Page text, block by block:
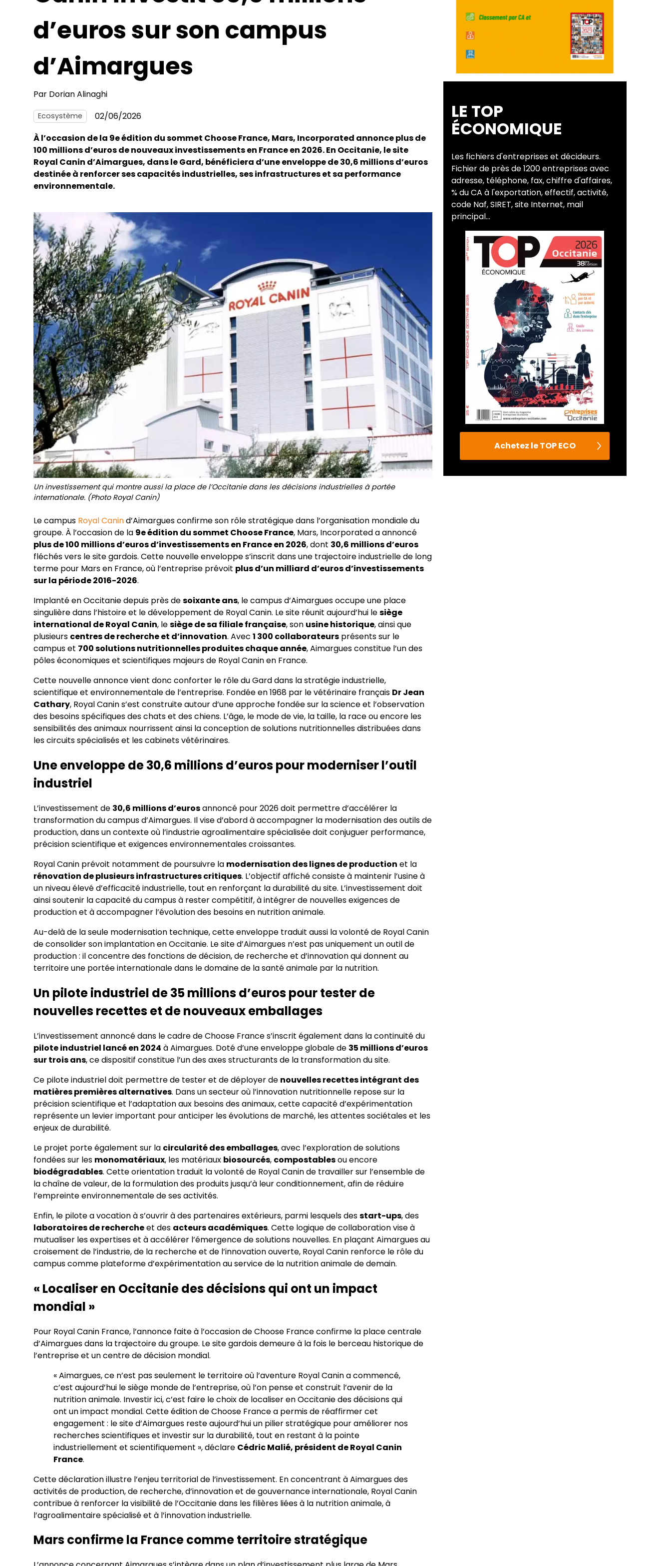
d’euros sur son campus
d’Aimargues
Par Dorian Alinaghi
Ecosystème
02/06/2026
À l’occasion de la 9e édition du sommet Choose France, Mars, Incorporated annonce plus de
100 millions d’euros de nouveaux investissements en France en 2026. En Occitanie, le site
Royal Canin d’Aimargues, dans le Gard, bénéficiera d’une enveloppe de 30,6 millions d’euros
destinée à renforcer ses capacités industrielles, ses infrastructures et sa performance
environnementale.
Un investissement qui montre aussi la place de l’Occitanie dans les décisions industrielles à portée
internationale. (Photo Royal Canin)
Le campus Royal Canind’Aimargues confirme son rôle stratégique dans l’organisation mondiale du
groupe. À l’occasion de la 9e édition du sommet Choose France, Mars, Incorporated a annoncé
plus de 100 millions d’euros d’investissements en France en 2026, dont 30,6 millions d’euros
fléchés vers le site gardois. Cette nouvelle enveloppe s’inscrit dans une trajectoire industrielle de long
terme pour Mars en France, où l’entreprise prévoit plus d’un milliard d’euros d’investissements
sur la période 2016-2026.
Implanté en Occitanie depuis près desoixante ans, le campus d’Aimargues occupe une place
singulière dans l’histoire et le développement de Royal Canin. Le site réunit aujourd’hui lesiège
international de Royal Canin, lesiège de sa filiale française, son usine historique, ainsi que
plusieurs centres de recherche et d’innovation. Avec1 300 collaborateurs présents sur le
campus et 700 solutions nutritionnelles produites chaque année, Aimargues constitue l’un des
pôles économiques et scientifiques majeurs de Royal Canin en France.
Cette nouvelle annonce vient donc conforter le rôle du Gard dans la stratégie industrielle,
scientifique et environnementale de l’entreprise. Fondée en 1968 par le vétérinaire français Dr Jean
Cathary, Royal Canin s’est construite autour d’une approche fondée sur la science et l’observation
des besoins spécifiques des chats et des chiens. L’âge, le mode de vie, la taille, la race ou encore les
sensibilités des animaux nourrissent ainsi la conception de solutions nutritionnelles distribuées dans
les circuits spécialisés et les cabinets vétérinaires.
Une enveloppe de 30,6 millions d’euros pour moderniser l’outil
industriel
L’investissement de 30,6 millions d’eurosannoncé pour 2026 doit permettre d’accélérer la
transformation du campus d’Aimargues. Il vise d’abord à accompagner la modernisation des outils de
production, dans un contexte où l’industrie agroalimentaire spécialisée doit conjuguer performance,
précision scientifique et exigences environnementales croissantes.
Royal Canin prévoit notamment de poursuivre la modernisation des lignes de production et la
rénovation de plusieurs infrastructures critiques. L’objectif affiché consiste à maintenir l’usine à
un niveau élevé d’efficacité industrielle, tout en renforçant la durabilité du site. L’investissement doit
ainsi soutenir la capacité du campus à rester compétitif, à intégrer de nouvelles exigences de
production et à accompagner l’évolution des besoins en nutrition animale.
Au-delà de la seule modernisation technique, cette enveloppe traduit aussi la volonté de Royal Canin
de consolider son implantation en Occitanie. Le site d’Aimargues n’est pas uniquement un outil de
production : il concentre des fonctions de décision, de recherche et d’innovation qui donnent au
territoire une portée internationale dans le domaine de la santé animale par la nutrition.
Un pilote industriel de 35 millions d’euros pour tester de
nouvelles recettes et de nouveaux emballages
L’investissement annoncé dans le cadre de Choose France s’inscrit également dans la continuité du
pilote industriel lancé en 2024 à Aimargues. Doté d’une enveloppe globale de 35 millions d’euros
sur trois ans, ce dispositif constitue l’un des axes structurants de la transformation du site.
Ce pilote industriel doit permettre de tester et de déployer de nouvelles recettes intégrant des
matières premières alternatives. Dans un secteur où l’innovation nutritionnelle repose sur la
précision scientifique et l’adaptation aux besoins des animaux, cette capacité d’expérimentation
représente un levier important pour anticiper les évolutions de marché, les attentes sociétales et les
enjeux de durabilité.
Le projet porte également sur la circularité des emballages, avec l’exploration de solutions
fondées sur les monomatériaux, les matériaux biosourcés, compostablesou encore
biodégradables. Cette orientation traduit la volonté de Royal Canin de travailler sur l’ensemble de
la chaîne de valeur, de la formulation des produits jusqu’à leur conditionnement, afin de réduire
l’empreinte environnementale de ses activités.
Enfin, le pilote a vocation à s’ouvrir à des partenaires extérieurs, parmi lesquels desstart-ups, des
laboratoires de rechercheet des acteurs académiques. Cette logique de collaboration vise à
mutualiser les expertises et à accélérer l’émergence de solutions nouvelles. En plaçant Aimargues au
croisement de l’industrie, de la recherche et de l’innovation ouverte, Royal Canin renforce le rôle du
campus comme plateforme d’expérimentation au service de la nutrition animale de demain.
« Localiser en Occitanie des décisions qui ont un impact
mondial »
Pour Royal Canin France, l’annonce faite à l’occasion de Choose France confirme la place centrale
d’Aimargues dans la trajectoire du groupe. Le site gardois demeure à la fois le berceau historique de
l’entreprise et un centre de décision mondial.
« Aimargues, ce n’est pas seulement le territoire où l’aventure Royal Canin a commencé,
c’est aujourd’hui le siège monde de l’entreprise, où l’on pense et construit l’avenir de la
nutrition animale. Investir ici, c’est faire le choix de localiser en Occitanie des décisions qui
ont un impact mondial. Cette édition de Choose France a permis de réaffirmer cet
engagement : le site d’Aimargues reste aujourd’hui un pilier stratégique pour améliorer nos
recherches scientifiques et investir sur la durabilité, tout en restant à la pointe
industriellement et scientifiquement », déclare Cédric Malié, président de Royal Canin
France.
Cette déclaration illustre l’enjeu territorial de l’investissement. En concentrant à Aimargues des
activités de production, de recherche, d’innovation et de gouvernance internationale, Royal Canin
contribue à renforcer la visibilité de l’Occitanie dans les filières liées à la nutrition animale, à
l’agroalimentaire spécialisé et à l’innovation industrielle.
Mars confirme la France comme territoire stratégique
LE TOP
ÉCONOMIQUE
Les fichiers d'entreprises et décideurs.
Fichier de près de 1200 entreprises avec
adresse, téléphone, fax, chiffre d'affaires,
% du CA à l'exportation, effectif, activité,
code Naf, SIRET, site Internet, mail
principal...
Achetez le TOP ECO